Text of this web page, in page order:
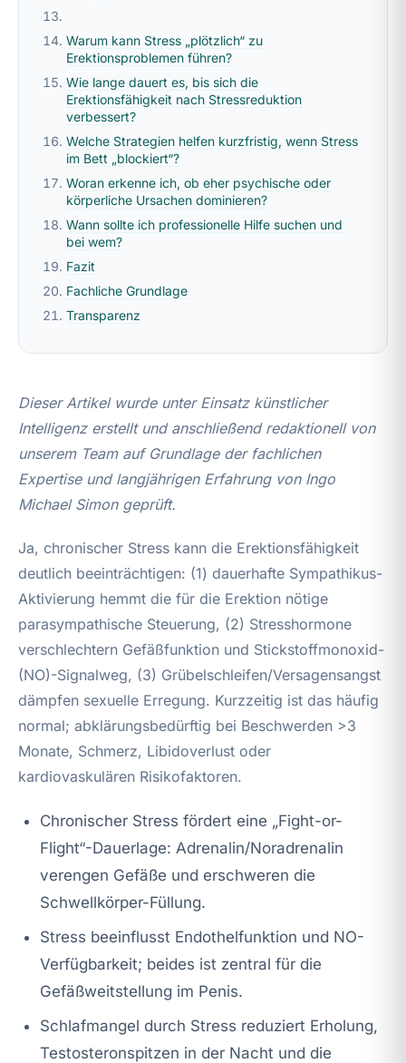
Warum kann Stress „plötzlich“ zu
Erektionsproblemen führen?
Wie lange dauert es, bis sich die
Erektionsfähigkeit nach Stressreduktion
verbessert?
Welche Strategien helfen kurzfristig, wenn Stress
im Bett „blockiert“?
Woran erkenne ich, ob eher psychische oder
körperliche Ursachen dominieren?
Wann sollte ich professionelle Hilfe suchen und
bei wem?
Fazit
Fachliche Grundlage
Transparenz
Dieser Artikel wurde unter Einsatz künstlicher
Intelligenz erstellt und anschließend redaktionell von
unserem Team auf Grundlage der fachlichen
Expertise und langjährigen Erfahrung von Ingo
Michael Simon geprüft.
Ja, chronischer Stress kann die Erektionsfähigkeit
deutlich beeinträchtigen: (1) dauerhafte Sympathikus-
Aktivierung hemmt die für die Erektion nötige
parasympathische Steuerung, (2) Stresshormone
verschlechtern Gefäßfunktion und Stickstoffmonoxid-
(NO)-Signalweg, (3) Grübelschleifen/Versagensangst
dämpfen sexuelle Erregung. Kurzzeitig ist das häufig
normal; abklärungsbedürftig bei Beschwerden >3
Monate, Schmerz, Libidoverlust oder
kardiovaskulären Risikofaktoren.
Chronischer Stress fördert eine „Fight-or-
Flight“-Dauerlage: Adrenalin/Noradrenalin
verengen Gefäße und erschweren die
Schwellkörper-Füllung.
Stress beeinflusst Endothelfunktion und NO-
Verfügbarkeit; beides ist zentral für die
Gefäßweitstellung im Penis.
Schlafmangel durch Stress reduziert Erholung,
Testosteronspitzen in der Nacht und die